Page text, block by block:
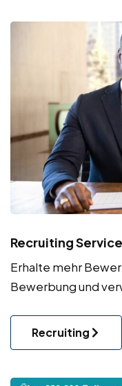
Recruiting
Erhalte mehr
Bewerbung und
Recruiting